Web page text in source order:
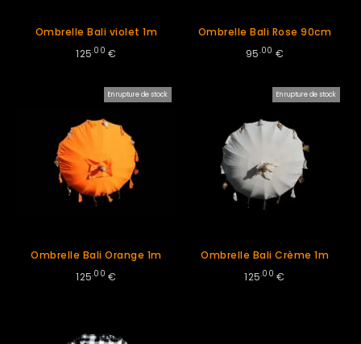
Ombrelle Bali violet 1m
125.00 €
Ombrelle Bali Rose 90cm
95.00 €
En rupture de stock
Ombrelle Bali Orange 1m
125.00 €
En rupture de stock
Ombrelle Bali Crème 1m
125.00 €